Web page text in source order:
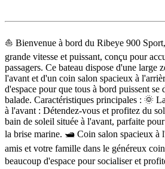
Description
⛵ Bienvenue à bord du Ribeye 900
grande vitesse et puissant, conçu pour
passagers. Ce bateau dispose d'une large
l'avant et d'un coin salon spacieux à
d'espace pour que tous à bord puissent se
balade. Caractéristiques principales : 🌞
à l'avant : Détendez-vous et profitez du
bain de soleil située à l'avant, parfaite
la brise marine. 🛥️ Coin salon spacieux à
amis et votre famille dans le généreux
beaucoup d'espace pour socialiser et